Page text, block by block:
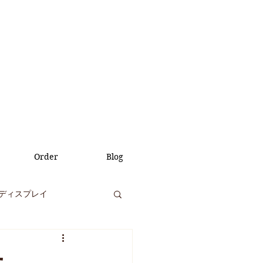
Order Blog
ィスプレイ